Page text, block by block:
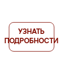
УЗНАТЬ
ПОДРОБНОСТИ